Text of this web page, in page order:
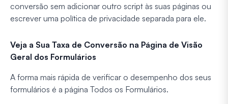
conversão sem adicionar outro script às suas páginas ou
escrever uma política de privacidade separada para ele.
Veja a Sua Taxa de Conversão na Página de Visão
Geral dos Formulários
A forma mais rápida de verificar o desempenho dos seus
formulários é a página Todos os Formulários.